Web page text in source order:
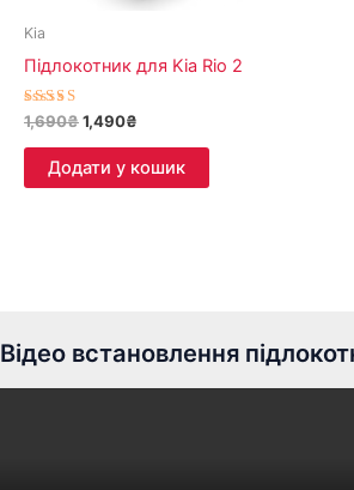
Kia
Підлокотник для Kia Rio 2
Оцінено в
5.00
з 5
1,690₴1,490₴
Додати у кошик
Відео встановлення